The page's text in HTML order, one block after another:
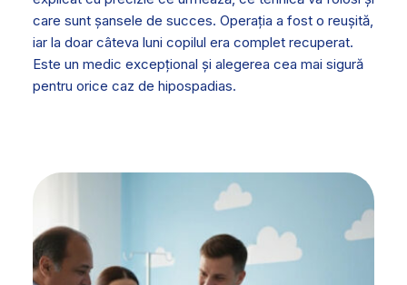
care sunt șansele de succes. Operația a fost o reușită,
iar la doar câteva luni copilul era complet recuperat.
Este un medic excepțional și alegerea cea mai sigură
pentru orice caz de hipospadias.